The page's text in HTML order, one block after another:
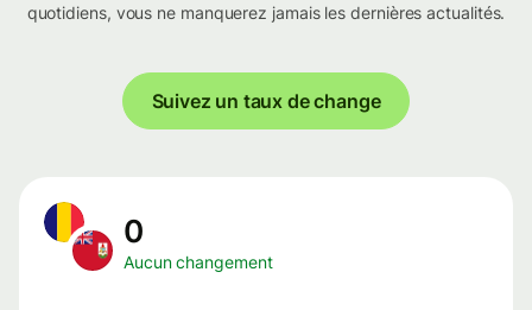
quotidiens, vous ne manquerez jamais les dernières actualités.
Suivez un taux de change
0
Aucun changement